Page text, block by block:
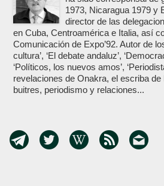
1973, Nicaragua 1979 y
director de las
en Cuba, Centroamérica e Italia, así
Comunicación de Expo’92. Autor de
cultura’, ‘El debate andaluz’,
‘Políticos, los nuevos amos’,
revelaciones de Onakra, el escriba
buitres, periodismo y relaciones...